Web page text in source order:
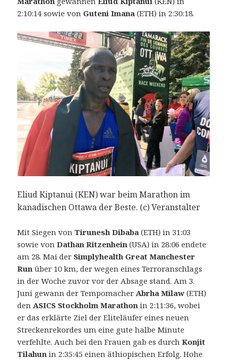
2:10:14 sowie von Guteni Imana (ETH) in 2:30:18.
Eliud Kiptanui (KEN) war beim Marathon im
kanadischen Ottawa der Beste. (c) Veranstalter
Mit Siegen vonTirunesh Dibaba (ETH) in 31:03
sowie vonDathan Ritzenhein (USA) in 28:06 endete
am 28. Mai der Simplyhealth Great Manchester
Run über 10 km, der wegen eines Terroranschlags
in der Woche zuvor vor der Absage stand. Am 3.
Juni gewann der Tempomacher Abrha Milaw (ETH)
den ASICS Stockholm Marathon in 2:11:36, wobei
er das erklärte Ziel der Eliteläufer eines neuen
Streckenrekordes um eine gute halbe Minute
verfehlte. Auch bei den Frauen gab es durchKonjit
Tilahun in 2:35:45 einen äthiopischen Erfolg. Hohe